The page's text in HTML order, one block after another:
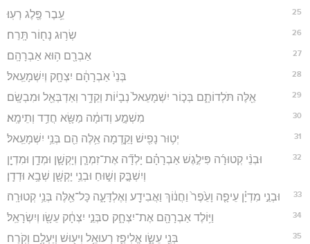
25 עֵ֥בֶר פֶּ֖לֶג רְעֽוּ׃
26 שְׂר֥וּג נָח֖וֹר תָּֽרַח׃
27 אַבְרָ֖ם ה֥וּא אַבְרָהָֽם׃
28 בְּנֵי֙ אַבְרָהָ֔ם יִצְחָ֖ק וְיִשְׁמָעֵֽאל׃
29 אֵ֖לֶּה תֹּלְדוֹתָ֑ם בְּכ֤וֹר יִשְׁמָעֵאל֙ נְבָי֔וֹת וְקֵדָ֥ר וְאַדְבְּאֵ֖ל וּמִבְשָֽׂם׃
30 מִשְׁמָ֣ע וְדוּמָ֔ה מַשָּׂ֖א חֲדַ֥ד וְתֵימָֽא׃
31 יְט֥וּר נָפִ֖ישׁ וָקֵ֑דְמָה אֵ֥לֶּה הֵ֖ם בְּנֵ֥י יִשְׁמָעֵֽאל׃
32
וּבְנֵ֨י קְטוּרָ֜ה פִּילֶ֣גֶשׁ אַבְרָהָ֗ם יָלְדָ֞ה אֶת־זִמְרָ֧ן וְיָקְשָׁ֛ן וּמְדָ֥ן וּמִדְיָ֖ן
וְיִשְׁבָּ֣ק וְשׁ֑וּחַ וּבְנֵ֥י יָקְשָׁ֖ן שְׁבָ֥א וּדְדָֽן׃
33 וּבְנֵ֣י מִדְיָ֗ן עֵיפָ֤ה וָעֵ֙פֶר֙ וַחֲנ֔וֹךְ וַאֲבִידָ֖ע וְאֶלְדָּעָ֑ה כָּל־אֵ֖לֶּה בְּנֵ֥י קְטוּרָֽה׃
34 וַיּ֥וֹלֶד אַבְרָהָ֖ם אֶת־יִצְחָ֑ק סבְּנֵ֣י יִצְחָ֔ק עֵשָׂ֖ו וְיִשְׂרָאֵֽל׃
35 בְּנֵ֖י עֵשָׂ֑ו אֱלִיפַ֛ז רְעוּאֵ֥ל וִיע֖וּשׁ וְיַעְלָ֥ם וְקֹֽרַח׃